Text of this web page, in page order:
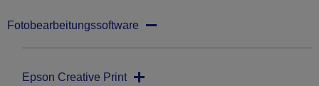
Fotobearbeitungssoftware
Epson Creative Print